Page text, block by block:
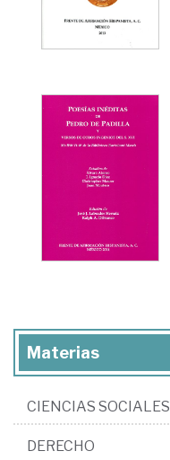
Materias
CIENCIAS SOCIALES
DERECHO